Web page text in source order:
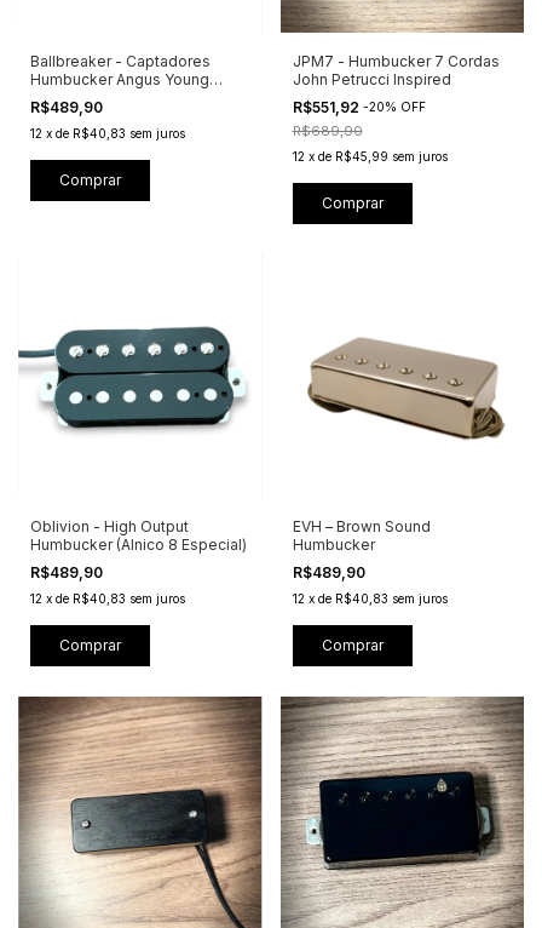
Ballbreaker - Captadores
Humbucker Angus Young
Inspired
R$489,90
12 x de R$40,83 sem juros
Comprar
JPM7 - Humbucker 7 Cordas
John Petrucci Inspired
R$551,92 -20% OFF
R$689,90
12 x de R$45,99 sem juros
Comprar
Oblivion - High Output
Humbucker (Alnico 8 Especial)
R$489,90
12 x de R$40,83 sem juros
Comprar
EVH – Brown Sound
Humbucker
R$489,90
12 x de R$40,83 sem juros
Comprar